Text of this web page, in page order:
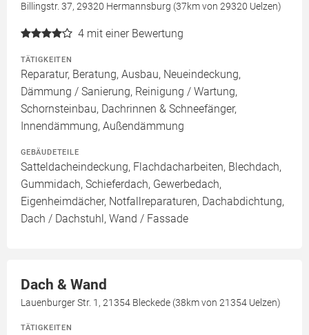
Billingstr. 37, 29320 Hermannsburg (37km von 29320 Uelzen)
4 mit einer Bewertung
TÄTIGKEITEN
Reparatur, Beratung, Ausbau, Neueindeckung,
Dämmung / Sanierung, Reinigung / Wartung,
Schornsteinbau, Dachrinnen & Schneefänger,
Innendämmung, Außendämmung
GEBÄUDETEILE
Satteldacheindeckung, Flachdacharbeiten, Blechdach,
Gummidach, Schieferdach, Gewerbedach,
Eigenheimdächer, Notfallreparaturen, Dachabdichtung,
Dach / Dachstuhl, Wand / Fassade
Dach & Wand
Lauenburger Str. 1, 21354 Bleckede (38km von 21354 Uelzen)
TÄTIGKEITEN